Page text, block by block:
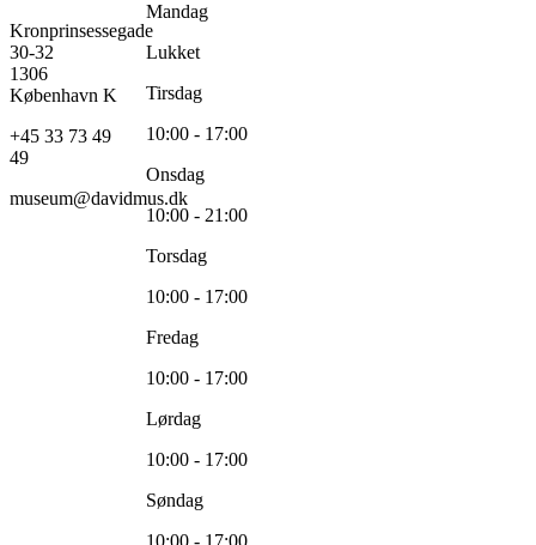
Kronprinsessegade
30-32
1306
København K
+45 33 73 49
49
museum@davidmus.dk
Mandag
Lukket
Tirsdag
10:00 - 17:00
Onsdag
10:00 - 21:00
Torsdag
10:00 - 17:00
Fredag
10:00 - 17:00
Lørdag
10:00 - 17:00
Søndag
10:00 - 17:00